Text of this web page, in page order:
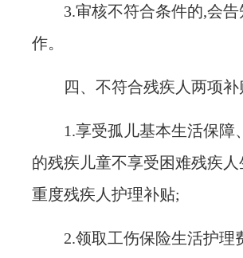
3.审核不符合条件的,会
作。
四、不符合残疾人两项
1.享受孤儿基本生活保障
的残疾儿童不享受困难残疾
重度残疾人护理补贴;
2.领取工伤保险生活护理